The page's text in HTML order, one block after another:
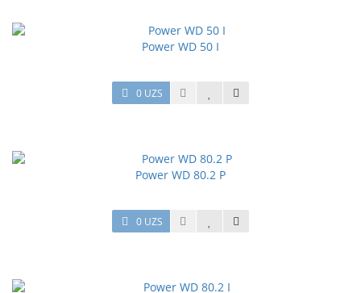
Power WD 50 I
0 UZS
Power WD 80.2 P
0 UZS